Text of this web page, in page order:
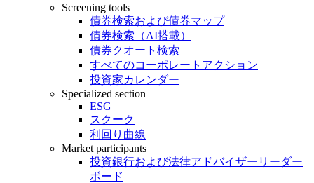
Screening tools
債券検索および債券マップ
債券検索（AI搭載）
債券クオート検索
すべてのコーポレートアクション
投資家カレンダー
Specialized section
ESG
スクーク
利回り曲線
Market participants
投資銀行および法律アドバイザーリーダー
ボード